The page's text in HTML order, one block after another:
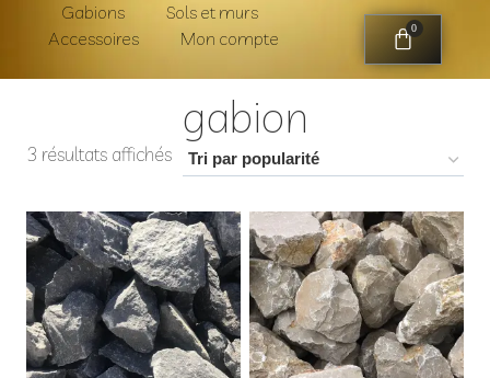
Gabions
Sols et murs
Accessoires
Mon compte 0
gabion
3 résultats affichés